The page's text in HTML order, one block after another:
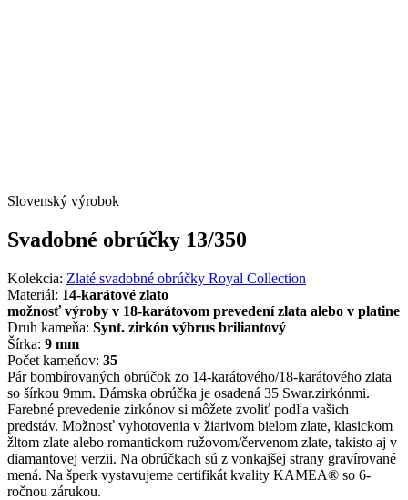
Slovenský výrobok
Svadobné obrúčky 13/350
Kolekcia: Zlaté svadobné obrúčky Royal Collection
Materiál: 14-karátové zlato
možnosť výroby v 18-karátovom prevedení zlata alebo v platine
Druh kameňa: Synt. zirkón výbrus briliantový
Šírka: 9 mm
Počet kameňov: 35
Pár bombírovaných obrúčok zo 14-karátového/18-karátového zlata
so šírkou 9mm. Dámska obrúčka je osadená 35 Swar.zirkónmi.
Farebné prevedenie zirkónov si môžete zvoliť podľa vašich
predstáv. Možnosť vyhotovenia v žiarivom bielom zlate, klasickom
žltom zlate alebo romantickom ružovom/červenom zlate, takisto aj v
diamantovej verzii. Na obrúčkach sú z vonkajšej strany gravírované
mená. Na šperk vystavujeme certifikát kvality KAMEA® so 6-
ročnou zárukou.